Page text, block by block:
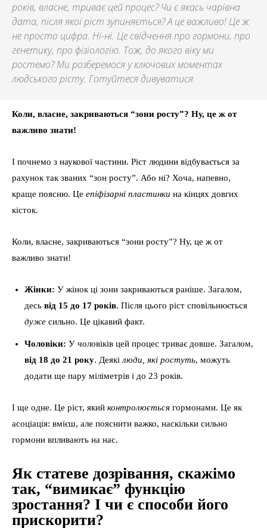
років, власне, триває цей процес? Чи є якась чарівна
дата, після якої ріст зупиняється? А це важливо! Це ж
не просто цифра. Ні-ні. Це свідчення про гормони, про
генетику, про фізіологію. Тож, до якого віку ми
ростемо? Ми розберемося у ключових моментах
людського рісту. Готуйтеся дивуватися.
Коли, власне, закриваються “зони росту”? Ну, це ж от
важливо знати!
І почнемо з наукової частини. Ріст людини відбувається за
рахунок так званих “зон росту”. Або ні? Хоча, напевно,
краще поясню. Це епіфізарні пластинки на кінцях довгих
кісток.
Коли, власне, закриваються “зони росту”? Ну, це ж от
важливо знати!
Жінки: У жінок ці зони закриваються раніше. Загалом,
десь від 15 до 17 років. Після цього ріст сповільнюється
дуже сильно. Це цікавий факт.
Чоловіки: У чоловіків цей процес триває довше. Загалом,
від 18 до 21 року. Деякі люди, які ростуть, можуть
додати ще пару міліметрів і до 23 років.
І ще одне. Це ріст, який контролюється гормонами. Це як
асоціація: вмієш, але пояснити важко, наскільки сильно
гормони впливають на нас.
Як статеве дозрівання, скажімо
так, “вимикає” функцію
зростання? І чи є способи його
прискорити?